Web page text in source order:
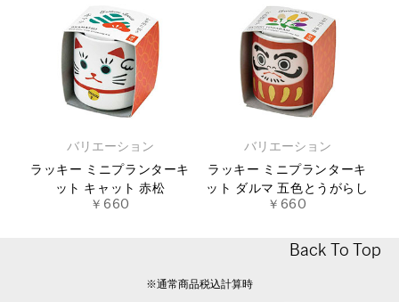
バリエーション
ラッキー ミニプランターキ
ット キャット 赤松
￥660
バリエーション
ラッキー ミニプランターキ
ット ダルマ 五色とうがらし
￥660
Back To Top
※通常商品税込計算時